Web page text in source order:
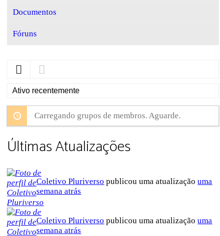
Documentos
Fóruns
Carregando grupos de membros. Aguarde.
Últimas Atualizações
Coletivo Pluriverso publicou uma atualizaçãouma
semana atrás
Coletivo Pluriverso publicou uma atualizaçãouma
semana atrás